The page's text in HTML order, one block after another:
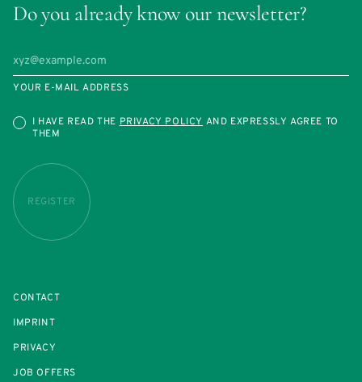
Do you already know our newsletter?
YOUR E-MAIL ADDRESS
I HAVE READ THEPRIVACY POLICY AND EXPRESSLY AGREE TO
THEM
REGISTER
CONTACT
IMPRINT
PRIVACY
JOB OFFERS